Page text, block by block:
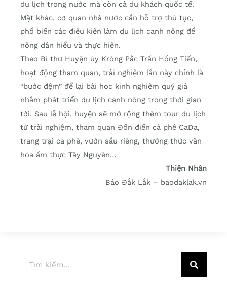
du lịch trong nước mà còn cả du khách quốc tế.
Mặt khác, cơ quan nhà nước cần hỗ trợ thủ tục,
phổ biến các điều kiện làm du lịch canh nông để
nông dân hiểu và thực hiện.
Theo Bí thư Huyện ủy Krông Pắc Trần Hồng Tiến,
hoạt động tham quan, trải nghiệm lần này chính là
“bước đệm” để lại bài học kinh nghiệm quý giá
nhằm phát triển du lịch canh nông trong thời gian
tới. Sau lễ hội, huyện sẽ mở rộng thêm tour du lịch
từ trải nghiệm, tham quan Đồn điền cà phê CaDa,
trang trại cà phê, vườn sầu riêng, thưởng thức văn
hóa ẩm thực Tây Nguyên…
Thiện Nhân
Báo Đắk Lắk – baodaklak.vn